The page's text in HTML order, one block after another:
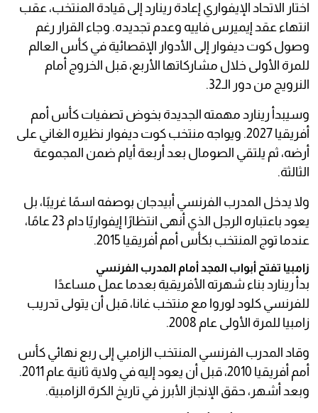
اختار الاتحاد الإيفواري إعادة رينارد إلى قيادة المنتخب، عقب
انتهاء عقد إيميرس فاييه وعدم تجديده. وجاء القرار رغم
وصول كوت ديفوار إلى الأدوار الإقصائية في كأس العالم
للمرة الأولى خلال مشاركاتها الأربع، قبل الخروج أمام
النرويج من دور الـ32.
وسيبدأ رينارد مهمته الجديدة بخوض تصفيات كأس أمم
أفريقيا 2027. ويواجه منتخب كوت ديفوار نظيره الغاني على
أرضه، ثم يلتقي الصومال بعد أربعة أيام ضمن المجموعة
الثالثة.
ولا يدخل المدرب الفرنسي أبيدجان بوصفه اسمًا غريبًا، بل
يعود باعتباره الرجل الذي أنهى انتظارًا إيفواريًا دام 23 عامًا،
عندما توج المنتخب بكأس أمم أفريقيا 2015.
زامبيا تفتح أبواب المجد أمام المدرب الفرنسي
بدأ رينارد بناء شهرته الأفريقية بعدما عمل مساعدًا
للفرنسي كلود لوروا مع منتخب غانا، قبل أن يتولى تدريب
زامبيا للمرة الأولى عام 2008.
وقاد المدرب الفرنسي المنتخب الزامبي إلى ربع نهائي كأس
أمم أفريقيا 2010، قبل أن يعود إليه في ولاية ثانية عام 2011.
وبعد أشهر، حقق الإنجاز الأبرز في تاريخ الكرة الزامبية.